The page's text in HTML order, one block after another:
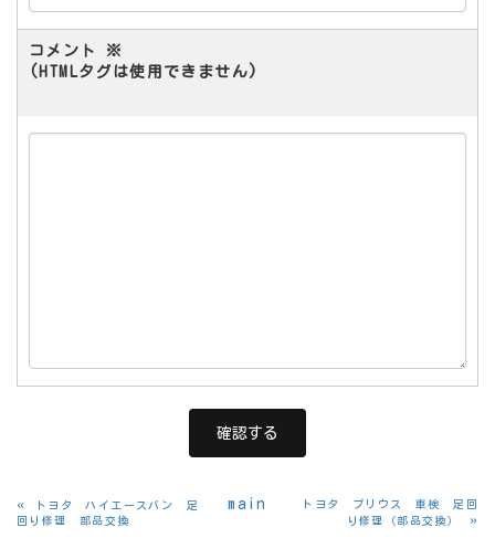
コメント ※
(HTMLタグは使用できません)
«
トヨタ ハイエースバン 足
回り修理 部品交換
main
トヨタ プリウス 車検 足回
り修理（部品交換）
»